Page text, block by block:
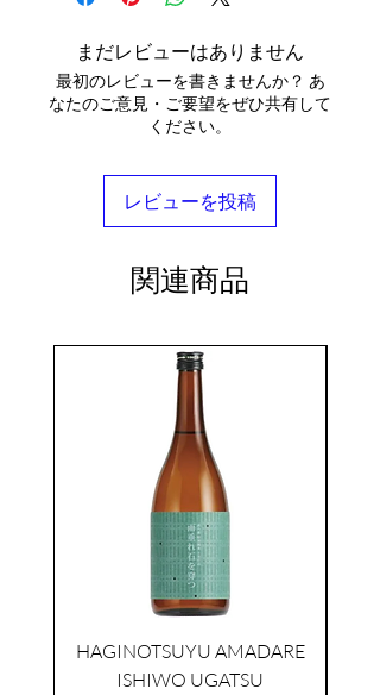
まだレビューはありません
最初のレビューを書きませんか？ あ
なたのご意見・ご要望をぜひ共有して
ください。
レビューを投稿
関連商品
HAGINOTSUYU AMADARE
ISHIWO UGATSU